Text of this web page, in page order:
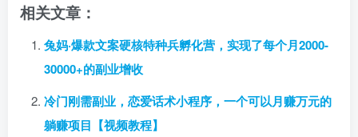
相关文章：
兔妈·爆款文案硬核特种兵孵化营，实现了每个月2000-
30000+的副业增收
冷门刚需副业，恋爱话术小程序，一个可以月赚万元的
躺赚项目【视频教程】